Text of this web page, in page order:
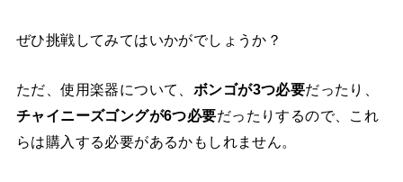
ぜひ挑戦してみてはいかがでしょうか？
ただ、使用楽器について、 ボンゴが3つ必要だったり、
チャイニーズゴングが6つ必要だったりするので、これ
らは購入する必要があるかもしれません。